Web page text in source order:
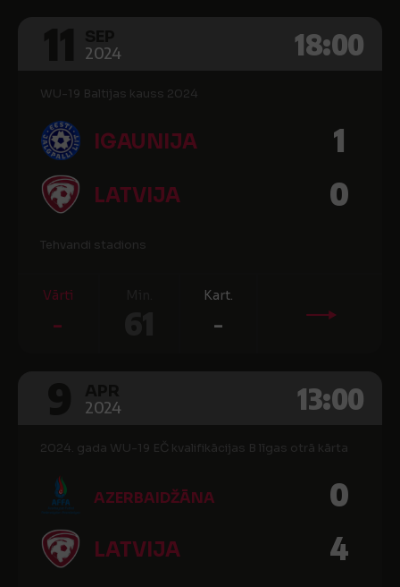
2024 18:00
WU-19 Baltijas kauss 2024
IGAUNIJA 1
LATVIJA 0
Tehvandi stadions
Vārti
-
Kart.
-
2024 13:00
2024. gada WU-19 EČ kvalifikācijas B līgas otrā kārta
AZERBAIDŽĀNA 0
LATVIJA 4